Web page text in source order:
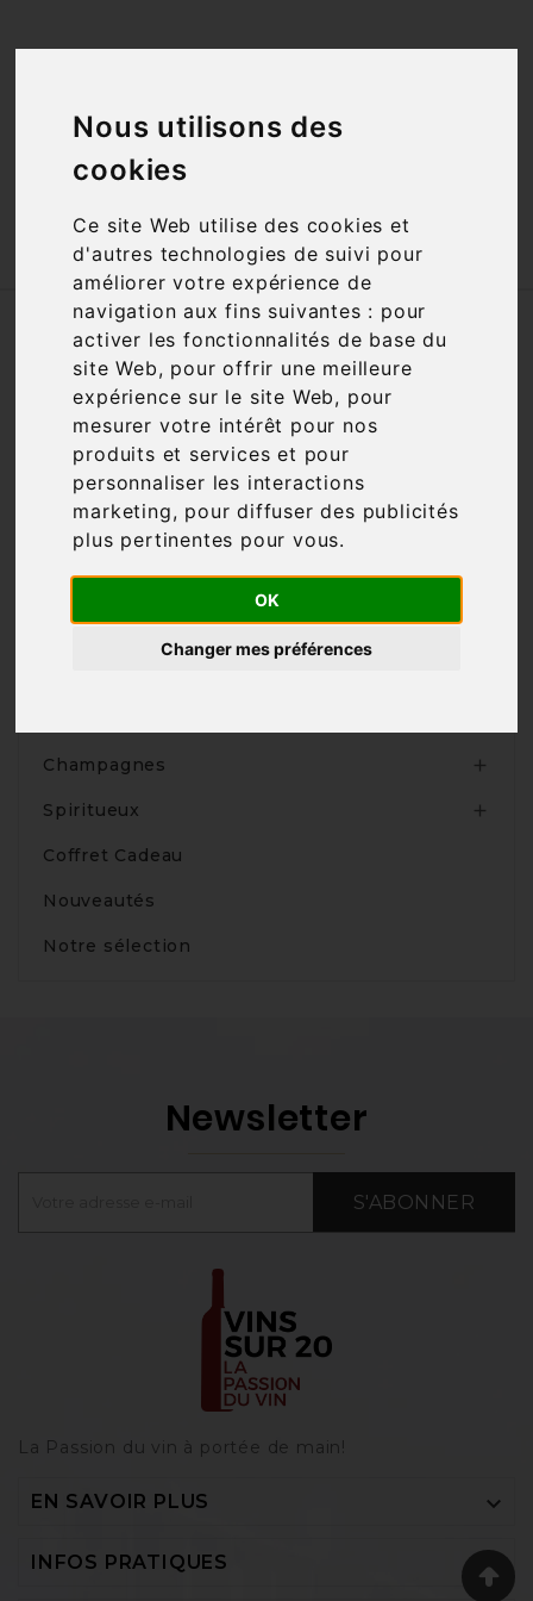
Nous utilisons des
cookies
Ce site Web utilise des cookies et
d'autres technologies de suivi pour
améliorer votre expérience de
navigation aux fins suivantes : pour
activer les fonctionnalités de base du
site Web, pour offrir une meilleure
expérience sur le site Web, pour
mesurer votre intérêt pour nos
produits et services et pour
personnaliser les interactions
marketing, pour diffuser des publicités
plus pertinentes pour vous.
OK
Changer mes préférences
id="open_preferences_center">Préfèrences
Accueil Vins Appellation
AOC
Vosne Romanée
Nous nous excusons pour la gêne
occasionnée
Recherchez à nouveau ce que vous cherchez
Champagnes 
Spiritueux 
Coffret Cadeau
Nouveautés
Notre sélection
Newsletter
S'ABONNER
La Passion du vin à portée de main‎!
EN SAVOIR PLUS 
INFOS PRATIQUES 